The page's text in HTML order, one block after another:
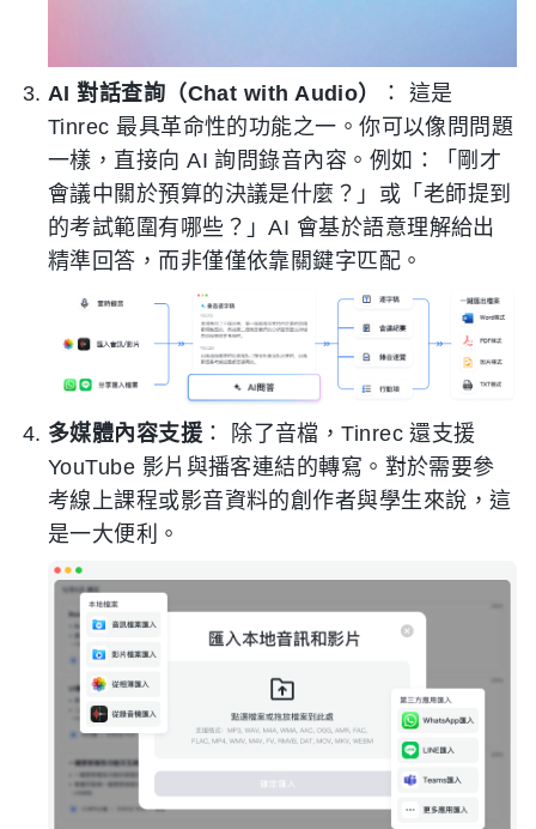
AI 對話查詢（Chat with Audio）
： 這是
Tinrec 最具革命性的功能之一。你可以像問問題
一樣，直接向 AI 詢問錄音內容。例如：「剛才
會議中關於預算的決議是什麼？」或「老師提到
的考試範圍有哪些？」AI 會基於語意理解給出
精準回答，而非僅僅依靠關鍵字匹配。
多媒體內容支援 ： 除了音檔，Tinrec 還支援
YouTube 影片與播客連結的轉寫。對於需要參
考線上課程或影音資料的創作者與學生來說，這
是一大便利。